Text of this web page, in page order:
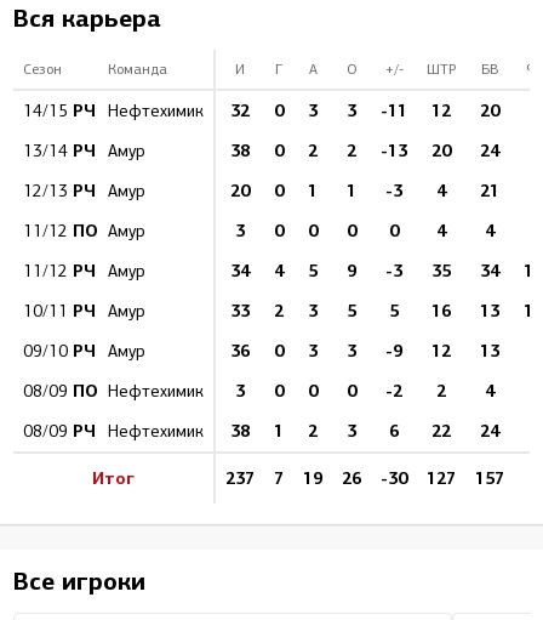
Вся карьера
Сезон Команда И Г А О +/- ШТР БВ
14/15 РЧ Нефтехимик 32 0 3 3 -11 12 20
13/14 РЧ Амур 38 0 2 2 -13 20 24
12/13 РЧ Амур 20 0 1 1 -3 4 21
11/12 ПО Амур 3 0 0 0 0 4 4
11/12 РЧ Амур 34 4 5 9 -3 35 34
10/11 РЧ Амур 33 2 3 5 5 16 13
09/10 РЧ Амур 36 0 3 3 -9 12 13
08/09 ПО Нефтехимик 3 0 0 0 -2 2 4
08/09 РЧ Нефтехимик 38 1 2 3 6 22 24
Итог 237 7 19 26 -30 127 157
Все игроки